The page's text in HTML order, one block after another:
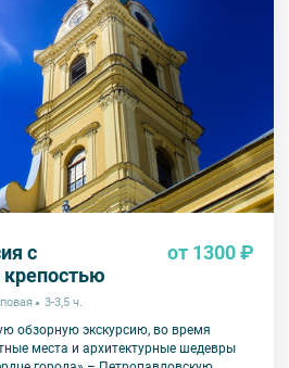
с
крепостью
от 1300 ₽
3-3,5 ч.
обзорную экскурсию, во время
места и архитектурные шедевры